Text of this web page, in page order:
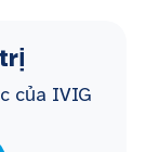
của IVIG